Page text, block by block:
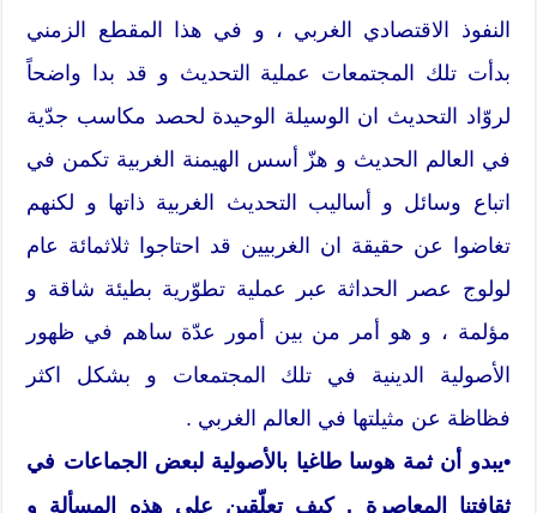
النفوذ الاقتصادي الغربي ، و في هذا المقطع الزمني
بدأت تلك المجتمعات عملية التحديث و قد بدا واضحاً
لروّاد التحديث ان الوسيلة الوحيدة لحصد مكاسب جدّية
في العالم الحديث و هزّ أسس الهيمنة الغربية تكمن في
اتباع وسائل و أساليب التحديث الغربية ذاتها و لكنهم
تغاضوا عن حقيقة ان الغربيين قد احتاجوا ثلاثمائة عام
لولوج عصر الحداثة عبر عملية تطوّرية بطيئة شاقة و
مؤلمة ، و هو أمر من بين أمور عدّة ساهم في ظهور
الأصولية الدينية في تلك المجتمعات و بشكل اكثر
فظاظة عن مثيلتها في العالم الغربي .
•يبدو أن ثمة هوسا طاغيا بالأصولية لبعض الجماعات في
ثقافتنا المعاصرة . كيف تعلّقين على هذه المسألة و